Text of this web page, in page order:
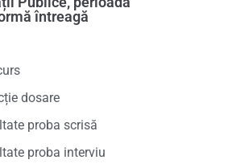
întreagă
dosare
proba scrisă
proba interviu